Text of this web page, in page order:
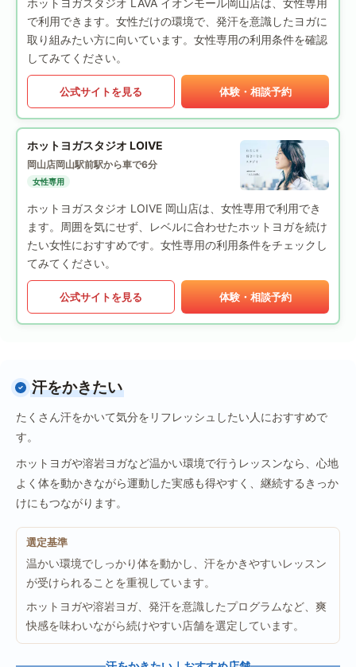
ホットヨガスタジオ LAVA イオンモール岡山店は、女性専用
で利用できます。女性だけの環境で、発汗を意識したヨガに
取り組みたい方に向いています。女性専用の利用条件を確認
してみてください。
公式サイトを見る 体験・相談予約
ホットヨガスタジオ LOIVE
岡山店岡山駅前駅から車で6分
女性専用
ホットヨガスタジオ LOIVE 岡山店は、女性専用で利用でき
ます。周囲を気にせず、レベルに合わせたホットヨガを続け
たい女性におすすめです。女性専用の利用条件をチェックし
てみてください。
公式サイトを見る 体験・相談予約
汗をかきたい
たくさん汗をかいて気分をリフレッシュしたい人におすすめで
す。
ホットヨガや溶岩ヨガなど温かい環境で行うレッスンなら、心地
よく体を動かきながら運動した実感も得やすく、継続するきっか
けにもつながります。
選定基準
温かい環境でしっかり体を動かし、汗をかきやすいレッスン
が受けられることを重視しています。
ホットヨガや溶岩ヨガ、発汗を意識したプログラムなど、爽
快感を味わいながら続けやすい店舗を選定しています。